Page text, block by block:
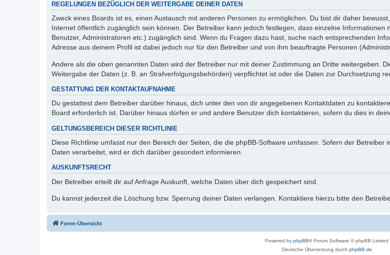
REGELUNGEN BEZÜGLICH DER WEITERGABE DEINER DATEN
Zweck eines Boards ist es, einen Austausch mit anderen Personen zu ermöglichen. Du bist dir daher
Internet öffentlich zugänglich sein können. Der Betreiber kann jedoch festlegen, dass einzelne
Benutzer, Administratoren etc.) zugänglich sind. Wenn du Fragen dazu hast, suche nach entsprechenden
Adresse aus deinem Profil ist dabei jedoch nur für den Betreiber und von ihm beauftragte Personen
Andere als die oben genannten Daten wird der Betreiber nur mit deiner Zustimmung an Dritte weitergeben.
Weitergabe der Daten (z. B. an Strafverfolgungsbehörden) verpflichtet ist oder die Daten zur Durchsetzung
GESTATTUNG DER KONTAKTAUFNAHME
Du gestattest dem Betreiber darüber hinaus, dich unter den von dir angegebenen Kontaktdaten zu
Board erforderlich ist. Darüber hinaus dürfen er und andere Benutzer dich kontaktieren, sofern du dies in
GELTUNGSBEREICH DIESER RICHTLINIE
Diese Richtlinie umfasst nur den Bereich der Seiten, die die phpBB-Software umfassen. Sofern der
Daten verarbeitet, wird er dich darüber gesondert informieren.
AUSKUNFTSRECHT
Der Betreiber erteilt dir auf Anfrage Auskunft, welche Daten über dich gespeichert sind.
Du kannst jederzeit die Löschung bzw. Sperrung deiner Daten verlangen. Kontaktiere hierzu bitte den
Foren-Übersicht
Powered by phpBB® Forum Software © phpBB Limited
Deutsche Übersetzung durch phpBB.de